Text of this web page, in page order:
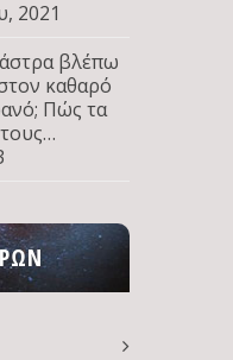
2021
βλέπω
καθαρό
Πώς τα
Δ